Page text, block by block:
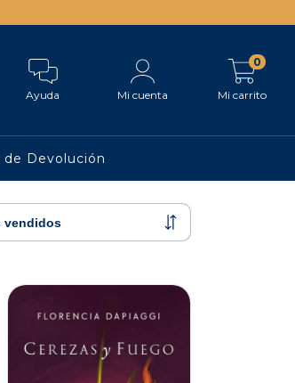
Ayuda Mi cuenta Mi carrito
0
de Devolución